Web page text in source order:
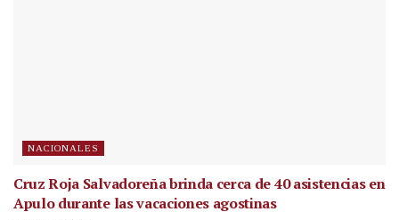
NACIONALES
Cruz Roja Salvadoreña brinda cerca de 40 asistencias en
Apulo durante las vacaciones agostinas